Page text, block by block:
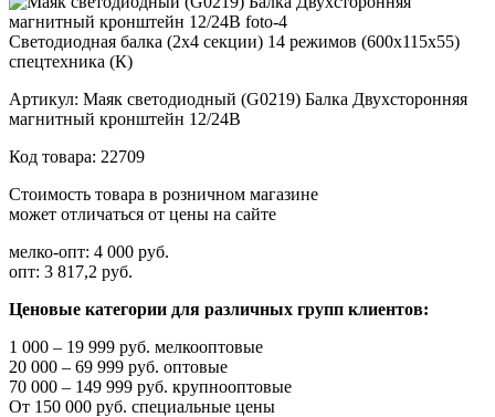
Светодиодная балка (2х4 секции) 14 режимов (600х115х55)
спецтехника (К)
Артикул: Маяк светодиодный (G0219) Балка Двухсторонняя
магнитный кронштейн 12/24В
Код товара: 22709
Стоимость товара в розничном магазине
может отличаться от цены на сайте
мелко-опт: 4 000 руб.
опт: 3 817,2 руб.
Ценовые категории для различных групп клиентов:
1 000 – 19 999 руб. мелкооптовые
20 000 – 69 999 руб. оптовые
70 000 – 149 999 руб. крупнооптовые
От 150 000 руб. специальные цены